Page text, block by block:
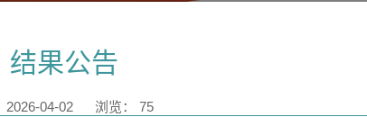
结果公告
2026-04-02 浏览： 75